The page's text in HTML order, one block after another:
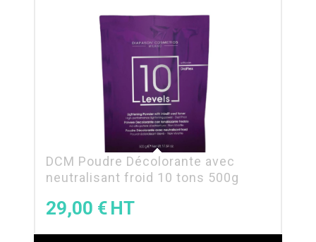
DCM Poudre Décolorante avec
neutralisant froid 10 tons 500g
29,00 €